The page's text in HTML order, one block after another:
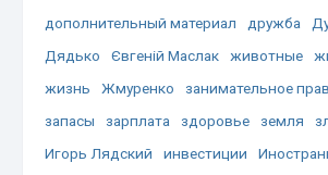
дополнительный материал
дружба
Дядько
Євгеній Маслак животные
жизнь
Жмуренко занимательное
запасы
зарплата здоровье земля
Игорь Лядский
инвестиции